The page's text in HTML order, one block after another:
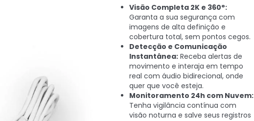
Visão Completa 2K e 360°:
Garanta a sua segurança com
imagens de alta definição e
cobertura total, sem pontos cegos.
Detecção e Comunicação
Instantânea: Receba alertas de
movimento e interaja em tempo
real com áudio bidirecional, onde
quer que você esteja.
Monitoramento 24h com Nuvem:
Tenha vigilância contínua com
visão noturna e salve seus registros